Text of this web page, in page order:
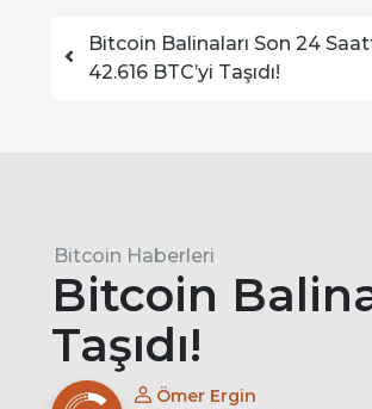
Yazı dolaşımı
Bitcoin Balinaları Son 24
42.616 BTC’yi Taşıdı!
Bitcoin Haberleri
Bitcoin
Taşıdı!
Ömer Ergin